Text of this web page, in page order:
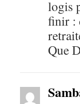
logis
finir :
Que